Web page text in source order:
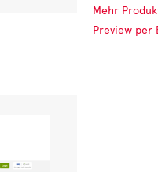
Mehr
Preview per